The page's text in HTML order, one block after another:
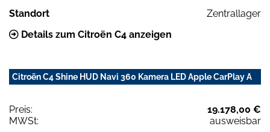
Standort
Zentrallager
Details zum Citroën C4 anzeigen
Citroën C4 Shine HUD Navi 360 Kamera LED Apple CarPlay A
Preis:
19.178,00 €
MWSt:
ausweisbar